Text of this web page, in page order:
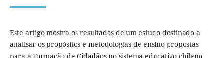
Este artigo mostra os resultados de um estudo destinado a
analisar os propósitos e metodologias de ensino propostas
para a Formação de Cidadãos no sistema educativo chileno,